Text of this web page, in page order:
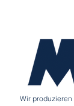
Wir